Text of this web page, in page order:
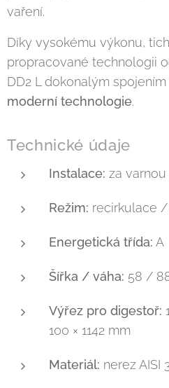
vaření.
Díky vysokému výkonu,
propracované technologii
DD2 L dokonalým spojením
moderní technologie.
Technické údaje
Instalace: za varnou
Režim: recirkulace
Energetická třída: A
Šířka / váha: 58 /
Výřez pro digestoř:
100 × 1142 mm
Materiál: nerez AISI